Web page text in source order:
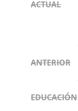
ACTUAL
ANTERIOR
EDUCACIÓN